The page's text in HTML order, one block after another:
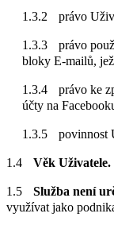
právo
právo
bloky E-mailů,
právo ke
účty na
povinnost
Věk Uživatele.
Služba není
využívat jako